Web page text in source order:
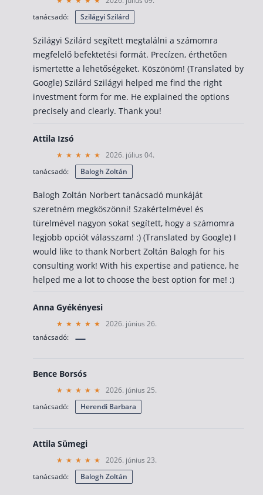
Nyugdíj kisokos – A magyar nyugdíjrendszer
Egyszerű Állami Nyugdíjkalkulátor
Nyugdíjbiztosítás
Nyugdíjbiztosítás vagy NYESZ? Melyik a jobb?
Melyik a legolcsóbb nyugdíjbiztosítás?
KATA Nyugdíj: így használd ki az
Nyugdíjbiztosítás hozamok
Nyugdíjbiztosítás költségek
Életbiztosítások
Balesetbiztosítás
Csoportos életbiztosítás
Kockázati életbiztosítás 🛡
Euróalapú megtakarításos életbiztosítás
Egészségbiztosítás
Magán egészségbiztosítás 💊
Betegbiztosítás
tanácsadó:
Szilágyi Szilárd
Szilágyi Szilárd segített megtalálni a számomra
megfelelő befektetési formát. Precízen, érthetően
ismertette a lehetőségeket. Köszönöm! (Translated by
Google) Szilárd Szilágyi helped me find the right
investment form for me. He explained the options
precisely and clearly. Thank you!
Attila Izsó
2026. július 04.
tanácsadó:
Balogh Zoltán
Balogh Zoltán Norbert tanácsadó munkáját
szeretném megköszönni! Szakértelmével és
türelmével nagyon sokat segített, hogy a számomra
legjobb opciót válasszam! :) (Translated by Google) I
would like to thank Norbert Zoltán Balogh for his
consulting work! With his expertise and patience, he
helped me a lot to choose the best option for me! :)
Anna Gyékényesi
2026. június 26.
tanácsadó:
Bence Borsós
2026. június 25.
tanácsadó:
Herendi Barbara
Attila Sümegi
2026. június 23.
tanácsadó:
Balogh Zoltán